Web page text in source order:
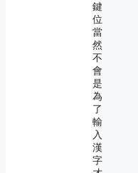
鍵
位
當
然
不
會
是
為
了
輸
入
漢
字